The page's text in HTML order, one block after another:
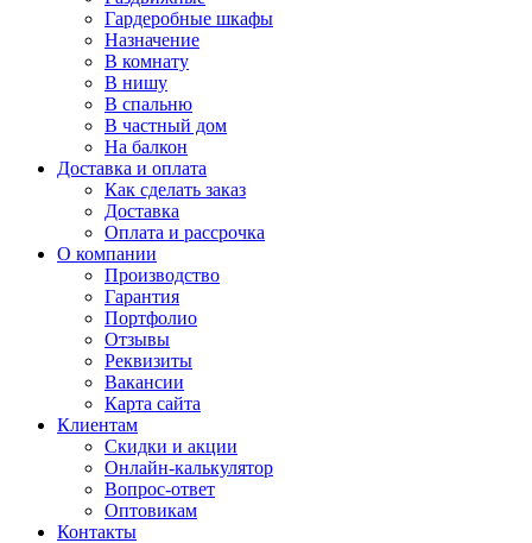
Гардеробные шкафы
Назначение
В комнату
В нишу
В спальню
В частный дом
На балкон
Доставка и оплата
Как сделать заказ
Доставка
Оплата и рассрочка
О компании
Производство
Гарантия
Портфолио
Отзывы
Реквизиты
Вакансии
Карта сайта
Клиентам
Скидки и акции
Онлайн-калькулятор
Вопрос-ответ
Оптовикам
Контакты